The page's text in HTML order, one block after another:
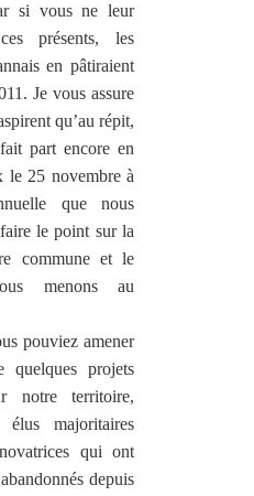
si vous ne leur
présents, les
en pâtiraient
Je vous assure
qu’au répit,
part encore en
le 25 novembre à
que nous
le point sur la
commune et le
menons au
pouviez amener
quelques projets
notre territoire,
majoritaires
qui ont
depuis